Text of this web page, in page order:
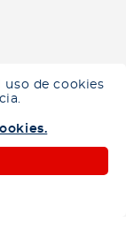
uso de cookies